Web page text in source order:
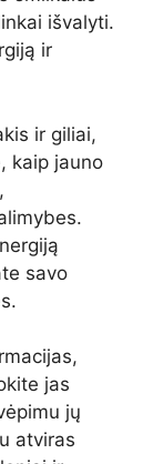
išvalyti.
ir
ir giliai,
kaip jauno
savo
jas
jų
atviras